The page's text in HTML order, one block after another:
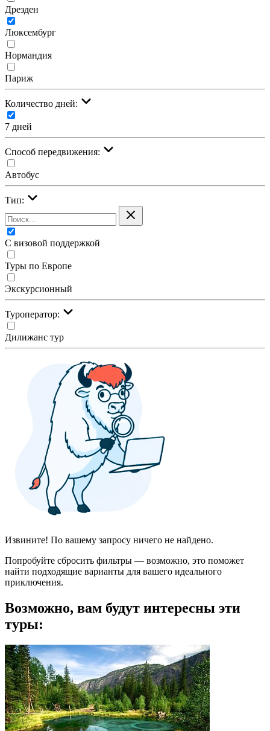
Дрезден
Люксембург
Нормандия
Париж
Количество дней:
7 дней
Cпособ передвижения:
Автобус
Тип:
С визовой поддержкой
Туры по Европе
Экскурсионный
Туроператор:
Дилижанс тур
Извините! По вашему запросу ничего не найдено.
Попробуйте сбросить фильтры — возможно, это поможет
найти подходящие варианты для вашего идеального
приключения.
Возможно, вам будут интересны эти
туры: